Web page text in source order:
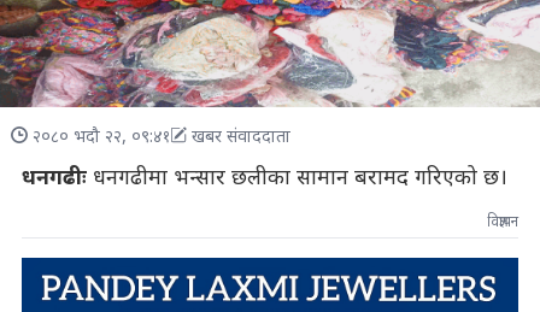
२०८० भदौ २२, ०९:४१ खबर संवाददाता
धनगढीःधनगढीमा भन्सार छलीका सामान बरामद गरिएको छ।
विज्ञापन